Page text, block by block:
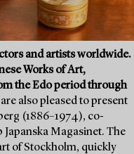
and artists worldwide.
Works of Art,
the Edo period through
also pleased to present
(1886–1974), co-
Magasinet. The
of Stockholm, quickly